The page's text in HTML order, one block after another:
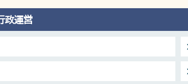
政運営